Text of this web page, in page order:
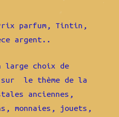
parfum, Tintin,
argent..
large choix de
le thème de la
anciennes,
monnaies, jouets,